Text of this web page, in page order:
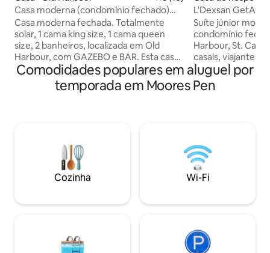
Casa moderna (condomínio fechado)
NHV3 Old Harbour 1
Casa moderna fechada. Totalmente
solar, 1 cama king size, 1 cama queen
size, 2 banheiros, localizada em Old
Harbour, com GAZEBO e BAR. Esta casa
incrível também é decorada com
iluminação LED, 1 cozinha chique e
lavanderia. É totalmente climatizado e
são novos para atender às suas
necessidades. Está situado perto da
cidade, restaurante, Jerk Centre, KFC,
Juici Beef, High 2000, 30 minutos de
Ocho Rios.
L'Dexsan GetAway o conforto
a praticidade
Suíte júnior
condomínio
Harbour, St.
casais, viajantes
longas. Desfrute
água quente, Wi-
cozinha
Kingston. Relaxe
aproveite as
um verdadeiro lar
toques elegantes
Comodidades populares em aluguel por
temporada em Moores Pen
Cozinha Wi-Fi